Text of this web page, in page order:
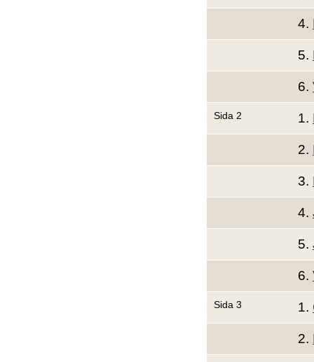
4.
5.
6.
Sida 2 1.
2.
3.
4.
5.
6.
Sida 3 1.
2.